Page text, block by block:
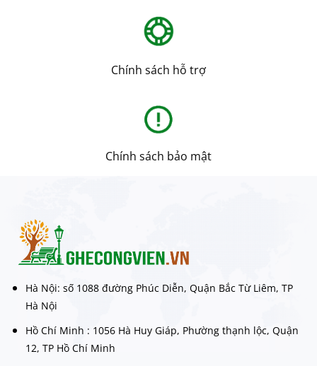
Chính sách hỗ trợ
Chính sách bảo mật
Hà Nội: số 1088 đường Phúc Diễn, Quận Bắc Từ Liêm, TP
Hà Nội
Hồ Chí Minh : 1056 Hà Huy Giáp, Phường thạnh lộc, Quận
12, TP Hồ Chí Minh